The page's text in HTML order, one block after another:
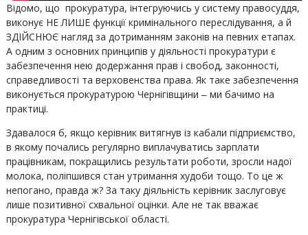
Відомо, що прокуратура, інтегруючись у систему правосуддя,
виконує НЕ ЛИШЕ функції кримінального переслідування, а й
ЗДІЙСНЮЄ нагляд за дотриманням законів на певних етапах.
А одним з основних принципів у діяльності прокуратури є
забезпечення нею додержання прав і свобод, законності,
справедливості та верховенства права. Як таке забезпечення
виконується прокуратурою Чернігівщини ‒ ми бачимо на
практиці.
Здавалося б, якщо керівник витягнув із кабали підприємство,
в якому почались регулярно виплачуватись зарплати
працівникам, покращились результати роботи, зросли надої
молока, поліпшився стан утримання худоби тощо. То це ж
непогано, правда ж? За таку діяльність керівник заслуговує
лише позитивної схвальної оцінки. Але не так вважає
прокуратура Чернігівської області.